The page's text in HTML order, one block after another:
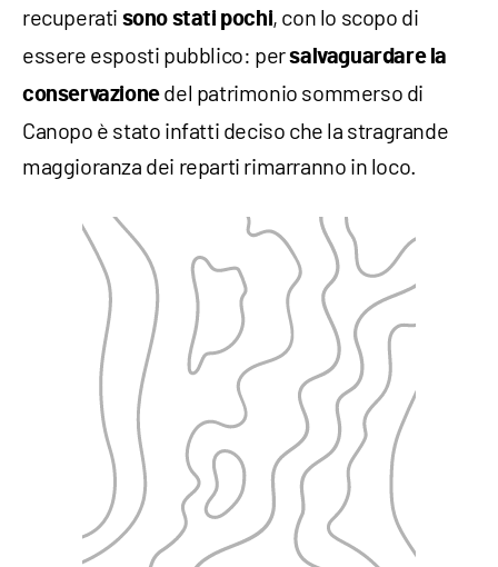
recuperati sono stati pochi, con lo scopo di
essere esposti pubblico: persalvaguardare la
conservazionedel patrimonio sommerso di
Canopo è stato infatti deciso che la stragrande
maggioranza dei reparti rimarranno in loco.